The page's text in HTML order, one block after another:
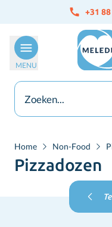
Ga naar de inhoud +31
MENU
Home Non-Food
Pizzadozen